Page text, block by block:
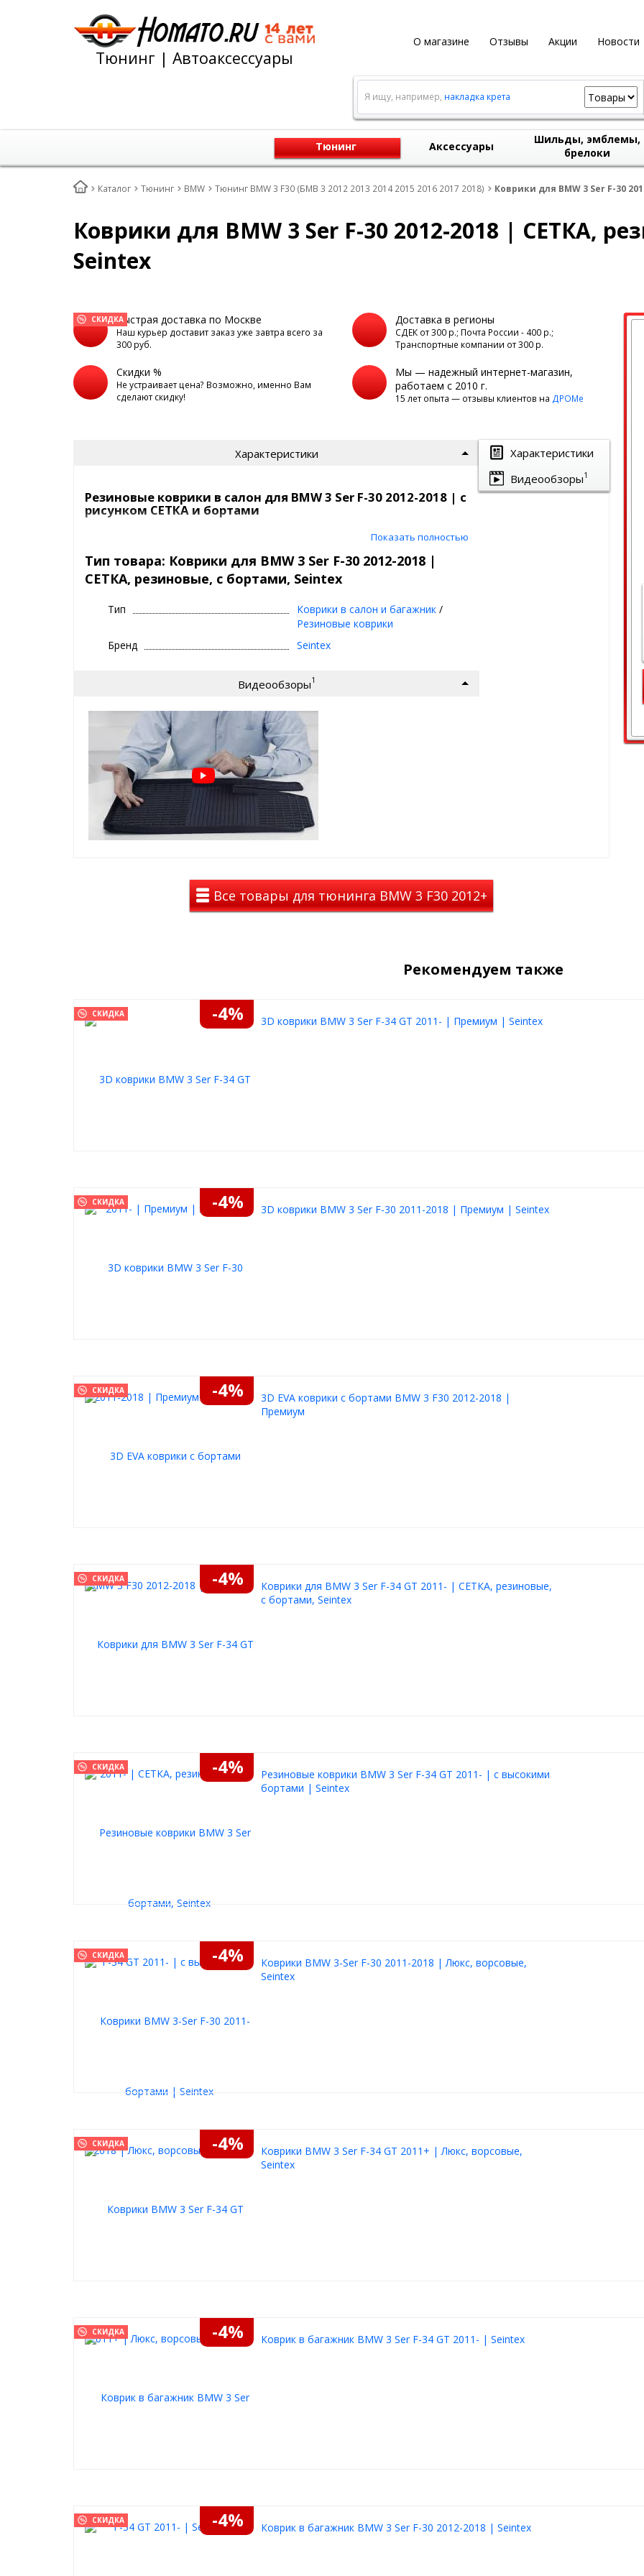
О магазине Отзывы Акции Новости
Тюнинг | Автоаксессуары
Я ищу, например, накладка крета
Тюнинг Аксессуары
Шильды, эмблемы,
брелоки
Каталог Тюнинг BMW Тюнинг BMW 3 F30 (БМВ 3 2012 2013 2014 2015 2016 2017 2018) Коврики для BMW 3 Ser F-30
Коврики для BMW 3 Ser F-30 2012-2018 | СЕТКА,
Seintex
СКИДКАБыстрая доставка по Москве
Наш курьер доставит заказ уже завтра всего за
300 руб.
Доставка в регионы
СДЕК от 300 р.; Почта России - 400 р.;
Транспортные компании от 300 р.
Скидки %
Не устраивает цена? Возможно, именно Вам
сделают скидку!
Мы — надежный интернет-магазин,
работаем с 2010 г.
15 лет опыта — отзывы клиентов на ДРОМе
Характеристики
Видеообзоры1
Характеристики
Резиновые коврики в салон для BMW 3 Ser F-30 2012-2018 | с
рисунком СЕТКА и бортами
Ковры в машину Seintex с рисунком СЕТКА и бортами
| Премиум, резиновые
⊕ рисунок СЕТКА - идеален для сбора грязи, пыли и воды,
вынимать коврики, то ничего не прольется мимо!
⊕ имеют увеличенные бортики
крепеж, идельно повторяют геометрию пола авто
зима, весна
⊕ не скользят, имею шипы против скольжения с обратной
стороны
⊕ износостойки, легко чистятся и моются, просты в уходе
Коврики с СЕТКОЙ на BMW 3 Ser F-30
2012-2018
премиальных авто с завода (BMW, VAG, MB)
лучшие лекала от завода
Показать полностью
Тип товара: Коврики для BMW 3 Ser F-30 2012-2018 |
СЕТКА, резиновые, с бортами, Seintex
Тип Коврики в салон и багажник /
Резиновые коврики
Бренд
Seintex
Видеообзоры1
Все товары для тюнинга BMW 3 F30 2012+
Рекомендуем также
СКИДКА -4% 3D коврики BMW 3 Ser F-34 GT 2011- | Премиум | Seintex
СКИДКА -4% 3D коврики BMW 3 Ser F-30 2011-2018 | Премиум | Seintex
СКИДКА -4%
3D EVA коврики с бортами BMW 3 F30 2012-2018 |
Премиум
СКИДКА -4%
Коврики для BMW 3 Ser F-34 GT 2011- | СЕТКА, резиновые,
с бортами, Seintex
СКИДКА -4%
Резиновые коврики BMW 3 Ser F-34 GT 2011- | с высокими
бортами | Seintex
СКИДКА -4%
Коврики BMW 3-Ser F-30 2011-2018 | Люкс, ворсовые,
Seintex
СКИДКА -4%
Коврики BMW 3 Ser F-34 GT 2011+ | Люкс, ворсовые,
Seintex
СКИДКА -4% Коврик в багажник BMW 3 Ser F-34 GT 2011- | Seintex
СКИДКА -4% Коврик в багажник BMW 3 Ser F-30 2012-2018 | Seintex